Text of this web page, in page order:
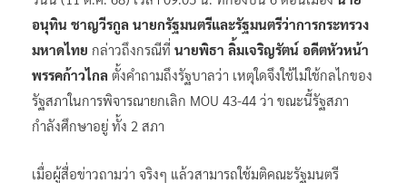
อนุทิน ชาญวีรกูล นายกรัฐมนตรีและรัฐมนตรีว่าการกระทรวง
มหาดไทย กล่าวถึงกรณีที่ นายพิธา ลิ้มเจริญรัตน์ อดีตหัวหน้า
พรรคก้าวไกล ตั้งคำถามถึงรัฐบาลว่า เหตุใดจึงใช้ไม่ใช้กลไกของ
รัฐสภาในการพิจารณายกเลิก MOU 43-44 ว่า ขณะนี้รัฐสภา
กำลังศึกษาอยู่ ทั้ง 2 สภา
เมื่อผู้สื่อข่าวถามว่า จริงๆ แล้วสามารถใช้มติคณะรัฐมนตรี